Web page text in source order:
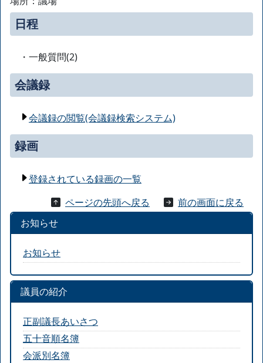
日程
・一般質問(2)
会議録
会議録の閲覧(会議録検索システム)
録画
登録されている録画の一覧
ページの先頭へ戻る
前の画面に戻る
お知らせ
お知らせ
議員の紹介
正副議長あいさつ
五十音順名簿
会派別名簿